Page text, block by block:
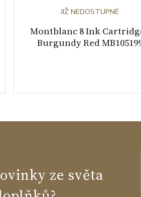
JIŽ NEDOSTUPNÉ
Montblanc 8 Ink
Burgundy Red
ze světa